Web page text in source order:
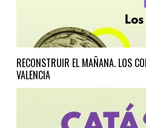
RECONSTRUIR EL MAÑANA. LOS
VALENCIA